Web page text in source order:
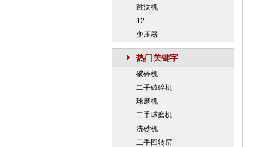
跳汰机
12
变压器
热门关键字
破碎机
二手破碎机
球磨机
二手球磨机
洗砂机
二手回转窑